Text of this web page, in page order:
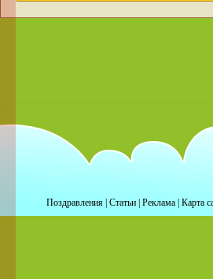
Поздравления| Статьи| Реклама| Карта